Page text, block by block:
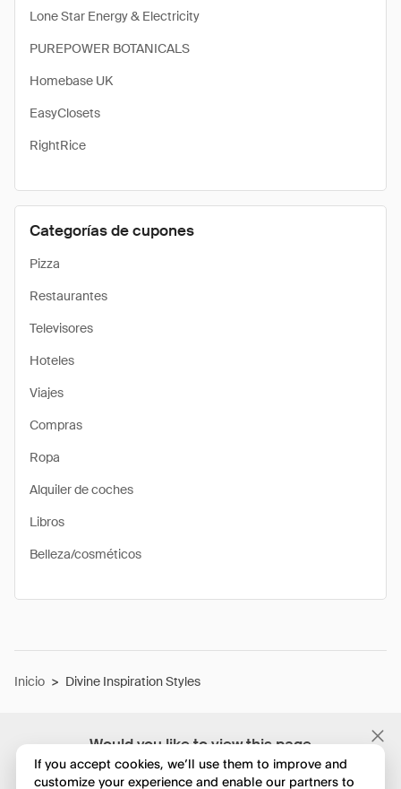
Would you like to view this page
in English?
Lone Star Energy & Electricity
PUREPOWER BOTANICALS
Homebase UK
EasyClosets
RightRice
Categorías de cupones
Pizza
Restaurantes
Televisores
Hoteles
Viajes
Compras
Ropa
Alquiler de coches
Libros
Belleza/cosméticos
Inicio > Divine Inspiration Styles
If you accept cookies, we’ll use them to improve and
customize your experience and enable our partners to